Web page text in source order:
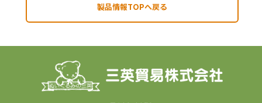
製品情報TOPへ戻る